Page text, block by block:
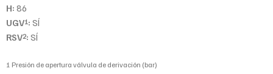
H: 86
UGV1: SÍ
RSV2: SÍ
1 Presión de apertura válvula de derivación (bar)